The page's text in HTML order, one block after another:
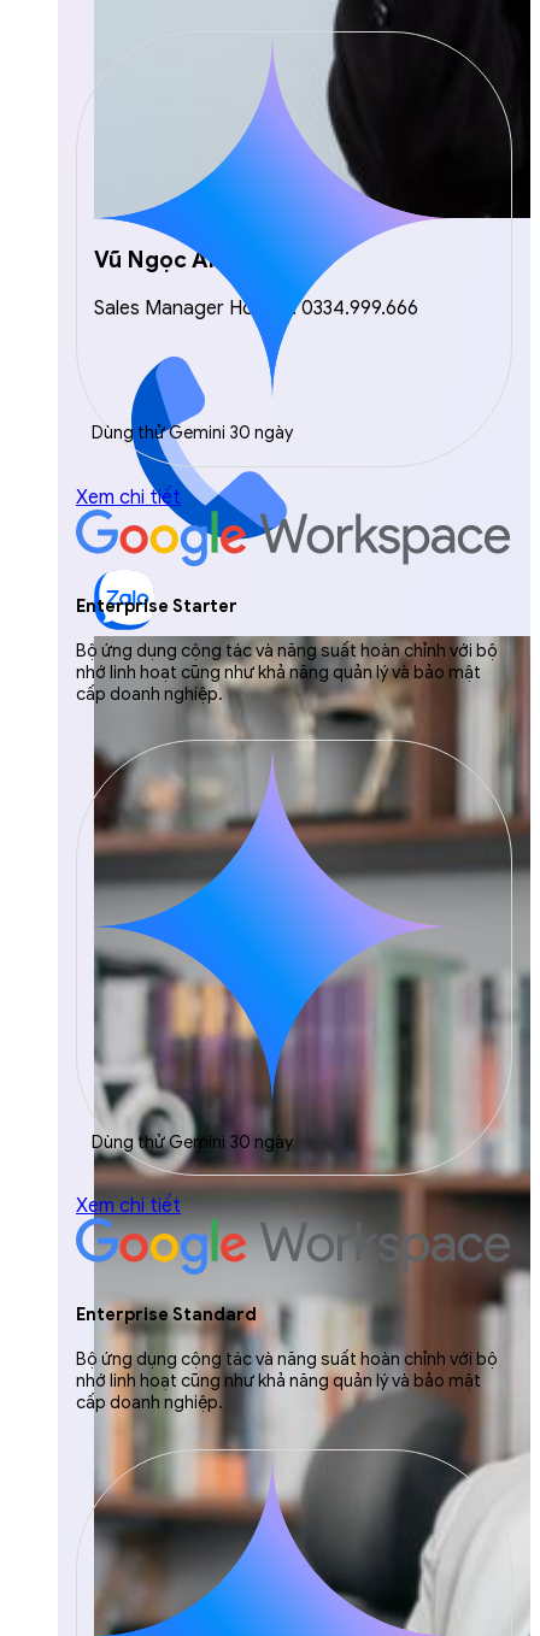
Vũ Ngọc Anh
Sales Manager Hotline: 0334.999.666
Dùng thử Gemini 30 ngày
Xem chi tiết
Enterprise Starter
Bộ ứng dụng cộng tác và năng suất hoàn chỉnh với bộ
nhớ linh hoạt cũng như khả năng quản lý và bảo mật
cấp doanh nghiệp.
Dùng thử Gemini 30 ngày
Xem chi tiết
Enterprise Standard
Bộ ứng dụng cộng tác và năng suất hoàn chỉnh với bộ
nhớ linh hoạt cũng như khả năng quản lý và bảo mật
cấp doanh nghiệp.